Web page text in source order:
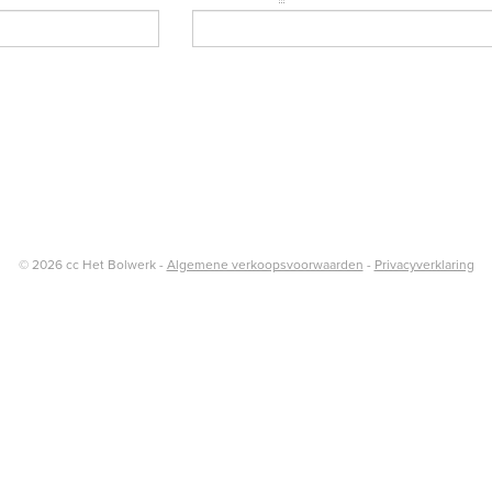
Verplicht
© 2026 cc Het Bolwerk - Algemene verkoopsvoorwaarden - Privacyverklaring